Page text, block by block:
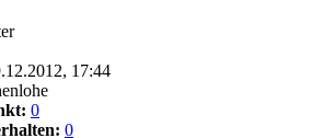
17:44
0
0